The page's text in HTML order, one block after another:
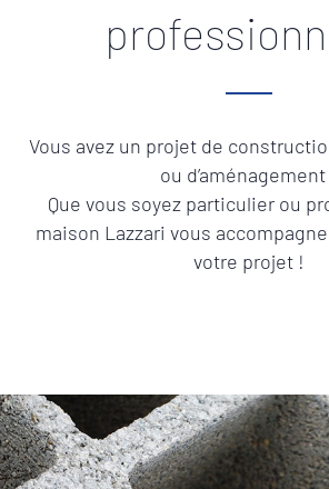
Vous avez un projet de
ou d’aménagement
Que vous soyez particulier ou
maison Lazzari vous
votre projet !